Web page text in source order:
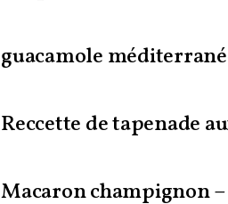
guacamole
Reccette de tapenade
Macaron champignon